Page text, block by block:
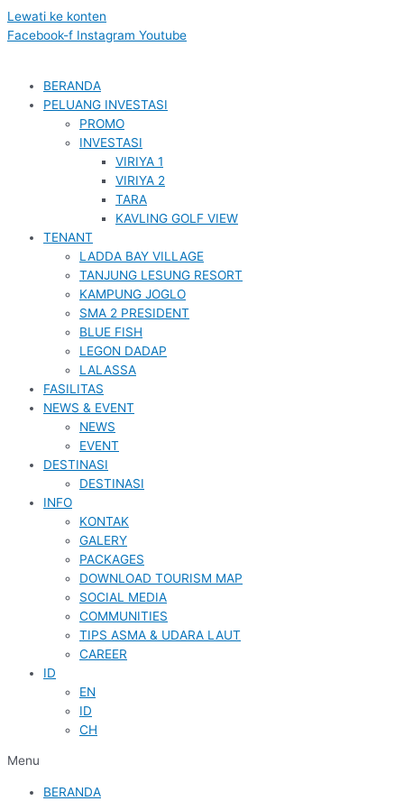
Lewati ke konten
Facebook-f Instagram Youtube
BERANDA
PELUANG INVESTASI
PROMO
INVESTASI
VIRIYA 1
VIRIYA 2
TARA
KAVLING GOLF VIEW
TENANT
LADDA BAY VILLAGE
TANJUNG LESUNG RESORT
KAMPUNG JOGLO
SMA 2 PRESIDENT
BLUE FISH
LEGON DADAP
LALASSA
FASILITAS
NEWS & EVENT
NEWS
EVENT
DESTINASI
DESTINASI
INFO
KONTAK
GALERY
PACKAGES
DOWNLOAD TOURISM MAP
SOCIAL MEDIA
COMMUNITIES
TIPS ASMA & UDARA LAUT
CAREER
ID
EN
ID
CH
Menu
BERANDA